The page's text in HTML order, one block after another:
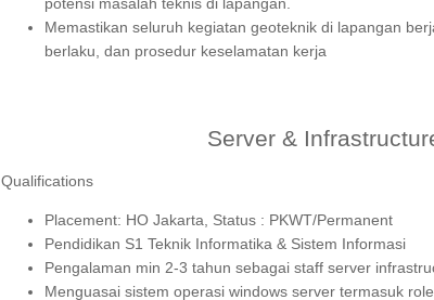
Memastikan seluruh kegiatan geoteknik di lapangan
berlaku, dan prosedur keselamatan kerja
Server &
Qualifications
Placement: HO Jakarta, Status : PKWT/Permanent
Pendidikan S1 Teknik Informatika & Sistem Informasi
Pengalaman min 2-3 tahun sebagai staff server
Menguasai sistem operasi windows server termasuk